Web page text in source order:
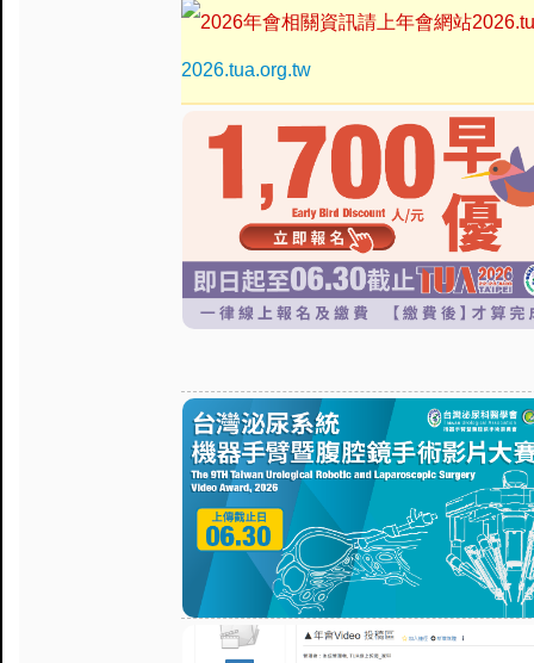
2026.tua.org.tw